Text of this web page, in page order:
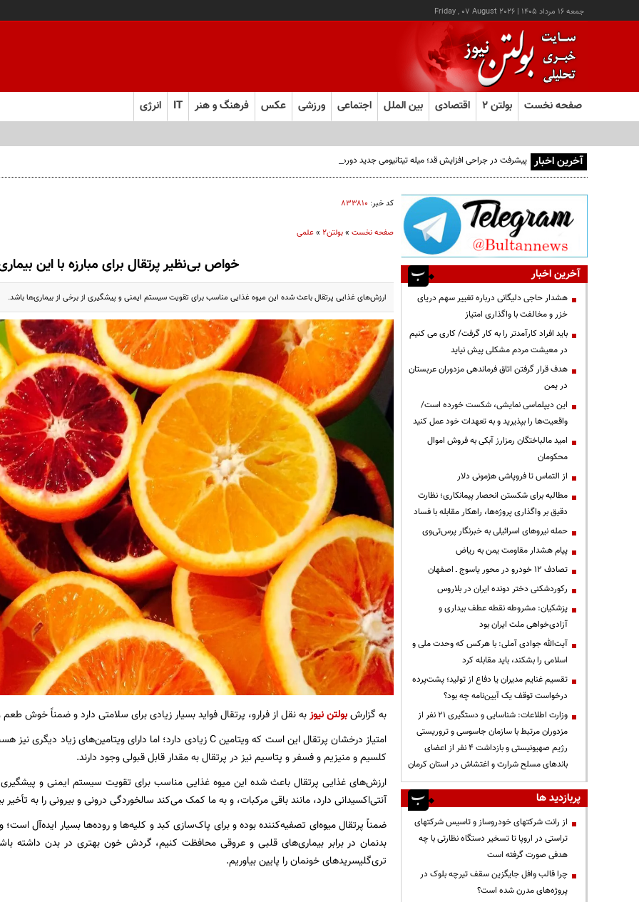
جمعه ۱۶ مرداد ۱۴۰۵ |
Friday , 07 August 2026
صفحه نخست بولتن ۲ اقتصادی بین الملل اجتماعی ورزشی عکس فرهنگ و هنر IT انرژی
آخرین اخبار پیشرفت در جراحی افزایش قد؛ میله تیتانیومی جدید دوره نقاهت را از چند ماه به چند هفته کاهش می‌دهد
کد خبر: ۸۳۳۸۱۰
صفحه نخست»بولتن2 »علمی
خواص بی‌نظیر پرتقال برای مبارزه با این
ارزش‌های غذایی پرتقال باعث شده این میوه غذایی مناسب برای تقویت سیستم ایمنی و پیشگیری از برخی از بیماری‌ها باشد.
به گزارشبولتن نیوزبه نقل از فرارو، پرتقال فواید بسیار زیادی برای سلامتی دارد و ضمناً خوش
کلسیم و منیزیم و فسفر و پتاسیم نیز در پرتقال به مقدار قابل قبولی وجود دارند.
ارزش‌های غذایی پرتقال باعث شده این میوه غذایی مناسب برای تقویت سیستم ایمنی و پیشگیری
آنتی‌اکسیدانی دارد، مانند باقی مرکبات، و به ما کمک می‌کند سالخوردگی درونی و بیرونی را به تأخیر
ضمناً پرتقال میوه‌ای تصفیه‌کننده بوده و برای پاک‌سازی کبد و کلیه‌ها و روده‌ها بسیار ایده‌آل است؛
بدنمان در برابر بیماری‌های قلبی و عروقی محافظت کنیم، گردش خون بهتری در بدن داشته
تری‌گلیسرید‌های خونمان را پایین بیاوریم.
آخرین اخبار
هشدار حاجی دلیگانی درباره تغییر سهم دریای
خزر و مخالفت با واگذاری امتیاز
باید افراد کارآمدتر را به کار گرفت/ کاری می کنیم
در معیشت مردم مشکلی پیش نیاید
هدف قرار گرفتن اتاق‌ فرماندهی مزدوران عربستان
در یمن
این دیپلماسی نمایشی، شکست خورده است/
واقعیت‌ها را بپذیرید و به تعهدات خود عمل کنید
امید مالباختگان رمزارز آبکی به فروش اموال
محکومان
از التماس تا فروپاشی هژمونی دلار
مطالبه برای شکستن انحصار پیمانکاری؛ نظارت
دقیق بر واگذاری پروژه‌ها، راهکار مقابله با فساد
حمله نیروهای اسرائیلی به خبرنگار پرس‌تی‌وی
پیام هشدار مقاومت یمن به ریاض
تصادف ۱۲ خودرو در محور یاسوج ـ اصفهان
رکوردشکنی دختر دونده ایران در بلاروس
پزشکیان: مشروطه نقطه عطف بیداری و
آزادی‌خواهی ملت ایران بود
آیت‌الله جوادی آملی: با هرکس که وحدت ملی و
اسلامی را بشکند، باید مقابله کرد
تقسیم غنایم مدیران یا دفاع از تولید؛ پشت‌پرده
درخواست توقف یک آیین‌نامه چه بود؟
وزارت اطلاعات: شناسایی و دستگیری ۲۱ نفر از
مزدوران مرتبط با سازمان جاسوسی و تروریستی
رژیم صهیونیستی و بازداشت ۴ نفر از اعضای
باندهای مسلح شرارت و اغتشاش در استان کرمان
پربازدید ها
از رانت‌ شرکتهای خودروساز و تاسیس شرکتهای
تراستی در اروپا تا تسخیر دستگاه نظارتی با چه
هدفی صورت گرفته است
چرا قالب وافل جایگزین سقف تیرچه بلوک در
پروژه‌های مدرن شده است؟